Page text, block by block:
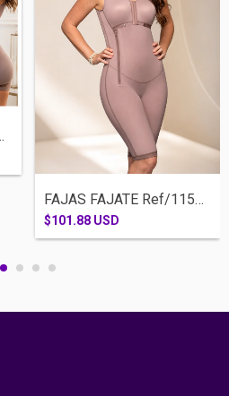
SISA CI...
FAJAS FAJATE Ref/11541-RODILLA BRASIER C...
$101.88 USD